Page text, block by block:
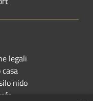
legali
nido